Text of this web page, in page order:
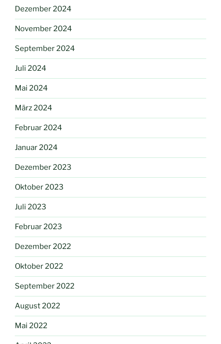
Dezember 2024
November 2024
September 2024
Juli 2024
Mai 2024
März 2024
Februar 2024
Januar 2024
Dezember 2023
Oktober 2023
Juli 2023
Februar 2023
Dezember 2022
Oktober 2022
September 2022
August 2022
Mai 2022